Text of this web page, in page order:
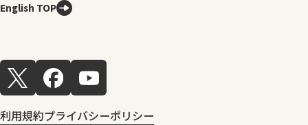
English TOP
利用規約プライバシーポリシー